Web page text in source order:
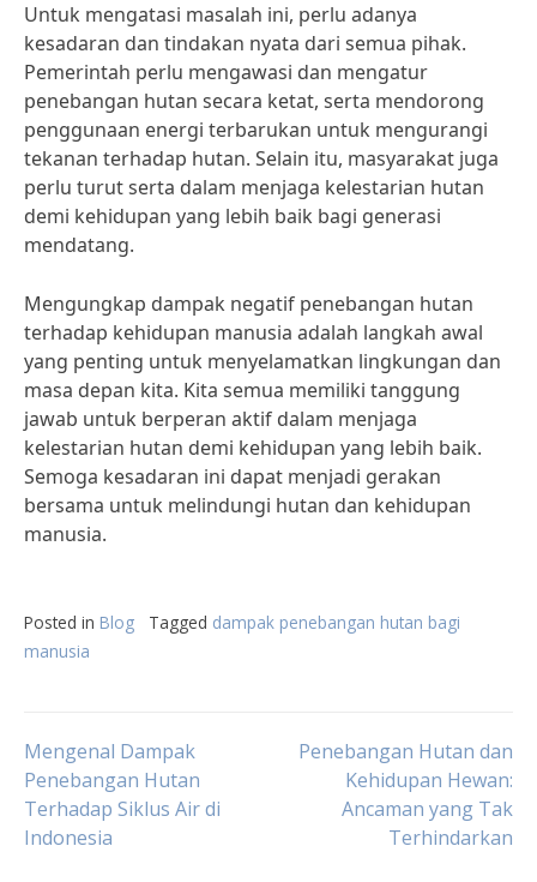
Untuk mengatasi masalah ini, perlu adanya
kesadaran dan tindakan nyata dari semua pihak.
Pemerintah perlu mengawasi dan mengatur
penebangan hutan secara ketat, serta mendorong
penggunaan energi terbarukan untuk mengurangi
tekanan terhadap hutan. Selain itu, masyarakat juga
perlu turut serta dalam menjaga kelestarian hutan
demi kehidupan yang lebih baik bagi generasi
mendatang.
Mengungkap dampak negatif penebangan hutan
terhadap kehidupan manusia adalah langkah awal
yang penting untuk menyelamatkan lingkungan dan
masa depan kita. Kita semua memiliki tanggung
jawab untuk berperan aktif dalam menjaga
kelestarian hutan demi kehidupan yang lebih baik.
Semoga kesadaran ini dapat menjadi gerakan
bersama untuk melindungi hutan dan kehidupan
manusia.
Posted in Blog Tagged dampak penebangan hutan bagi
manusia
Post
navigation
Mengenal Dampak
Penebangan Hutan
Terhadap Siklus Air di
Indonesia
Penebangan Hutan dan
Kehidupan Hewan:
Ancaman yang Tak
Terhindarkan